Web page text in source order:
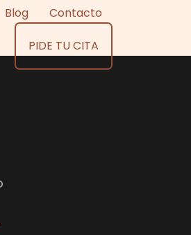
Blog Contacto
PIDE TU CITA